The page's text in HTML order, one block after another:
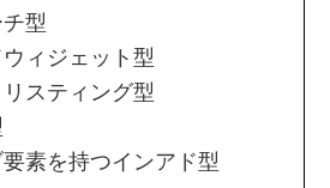
型
ィジェット型
スティング型
素を持つインアド型